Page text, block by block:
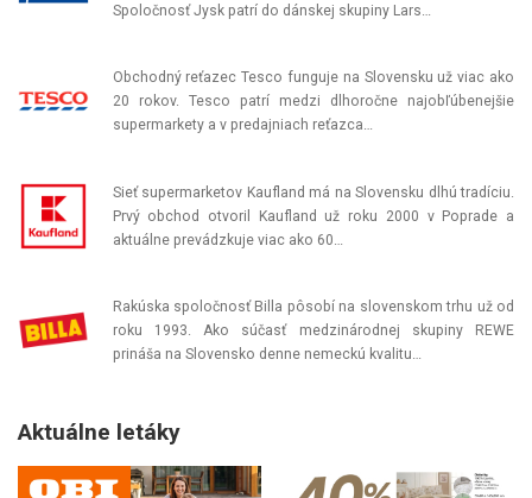
Spoločnosť Jysk patrí do dánskej skupiny Lars…
Obchodný reťazec Tesco funguje na Slovensku už viac ako
20 rokov. Tesco patrí medzi dlhoročne najobľúbenejšie
supermarkety a v predajniach reťazca…
Sieť supermarketov Kaufland má na Slovensku dlhú tradíciu.
Prvý obchod otvoril Kaufland už roku 2000 v Poprade a
aktuálne prevádzkuje viac ako 60…
Rakúska spoločnosť Billa pôsobí na slovenskom trhu už od
roku 1993. Ako súčasť medzinárodnej skupiny REWE
prináša na Slovensko denne nemeckú kvalitu…
Aktuálne letáky